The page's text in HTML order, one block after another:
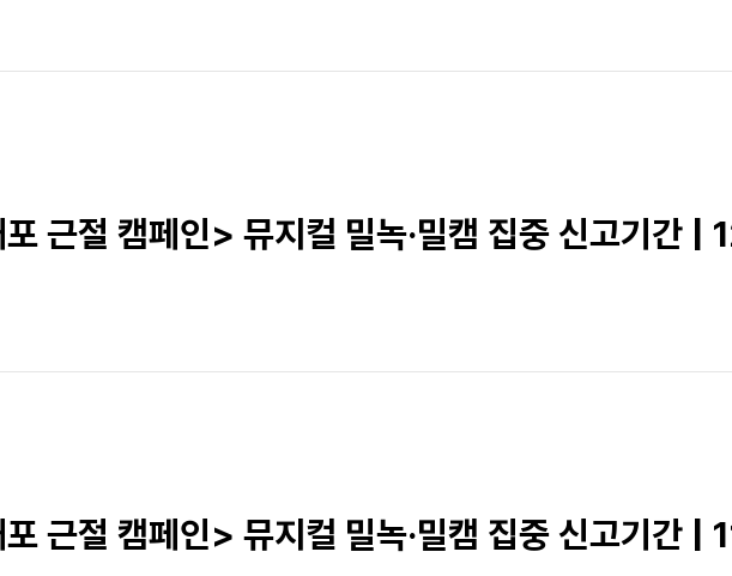
포 근절 캠페인> 뮤지컬 밀녹·밀캠 집중 신고기간 |
포 근절 캠페인> 뮤지컬 밀녹·밀캠 집중 신고기간 |